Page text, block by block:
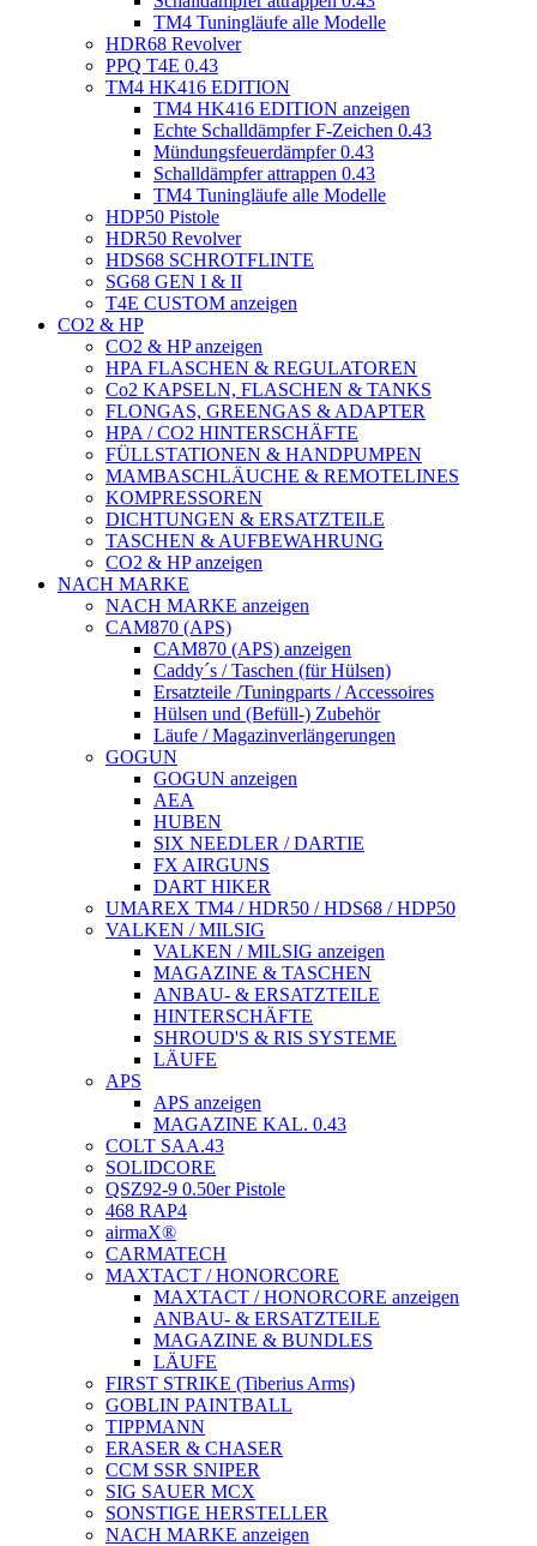
TM4 Tuningläufe alle Modelle
HDR68 Revolver
PPQ T4E 0.43
TM4 HK416 EDITION
TM4 HK416 EDITION anzeigen
Echte Schalldämpfer F-Zeichen 0.43
Mündungsfeuerdämpfer 0.43
Schalldämpfer attrappen 0.43
TM4 Tuningläufe alle Modelle
HDP50 Pistole
HDR50 Revolver
HDS68 SCHROTFLINTE
SG68 GEN I & II
T4E CUSTOM anzeigen
CO2 & HP
CO2 & HP anzeigen
HPA FLASCHEN & REGULATOREN
Co2 KAPSELN, FLASCHEN & TANKS
FLONGAS, GREENGAS & ADAPTER
HPA / CO2 HINTERSCHÄFTE
FÜLLSTATIONEN & HANDPUMPEN
MAMBASCHLÄUCHE & REMOTELINES
KOMPRESSOREN
DICHTUNGEN & ERSATZTEILE
TASCHEN & AUFBEWAHRUNG
CO2 & HP anzeigen
NACH MARKE
NACH MARKE anzeigen
CAM870 (APS)
CAM870 (APS) anzeigen
Caddy´s / Taschen (für Hülsen)
Ersatzteile /Tuningparts / Accessoires
Hülsen und (Befüll-) Zubehör
Läufe / Magazinverlängerungen
GOGUN
GOGUN anzeigen
AEA
HUBEN
SIX NEEDLER / DARTIE
FX AIRGUNS
DART HIKER
UMAREX TM4 / HDR50 / HDS68 / HDP50
VALKEN / MILSIG
VALKEN / MILSIG anzeigen
MAGAZINE & TASCHEN
ANBAU- & ERSATZTEILE
HINTERSCHÄFTE
SHROUD'S & RIS SYSTEME
LÄUFE
APS
APS anzeigen
MAGAZINE KAL. 0.43
COLT SAA.43
SOLIDCORE
QSZ92-9 0.50er Pistole
468 RAP4
airmaX®
CARMATECH
MAXTACT / HONORCORE
MAXTACT / HONORCORE anzeigen
ANBAU- & ERSATZTEILE
MAGAZINE & BUNDLES
LÄUFE
FIRST STRIKE (Tiberius Arms)
GOBLIN PAINTBALL
TIPPMANN
ERASER & CHASER
CCM SSR SNIPER
SIG SAUER MCX
SONSTIGE HERSTELLER
NACH MARKE anzeigen